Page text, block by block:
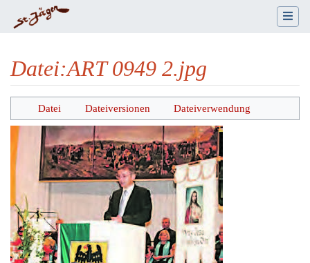
Datei:ART 0949 2.jpg
Wechseln zu: Navigation,Suche
Datei Dateiversionen Dateiverwendung